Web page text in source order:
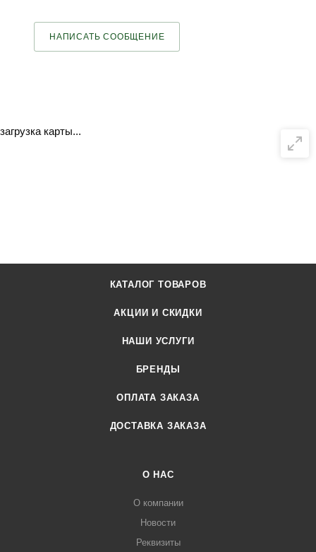
НАПИСАТЬ СООБЩЕНИЕ
загрузка карты...
КАТАЛОГ ТОВАРОВ
АКЦИИ И СКИДКИ
НАШИ УСЛУГИ
БРЕНДЫ
ОПЛАТА ЗАКАЗА
ДОСТАВКА ЗАКАЗА
О НАС
О компании
Новости
Реквизиты